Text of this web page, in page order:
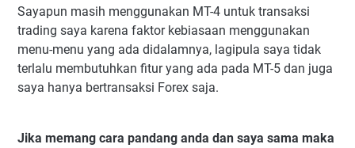
Sayapun masih menggunakan MT-4 untuk transaksi
trading saya karena faktor kebiasaan menggunakan
menu-menu yang ada didalamnya, lagipula saya tidak
terlalu membutuhkan fitur yang ada pada MT-5 dan juga
saya hanya bertransaksi Forex saja.
Jika memang cara pandang anda dan saya sama maka